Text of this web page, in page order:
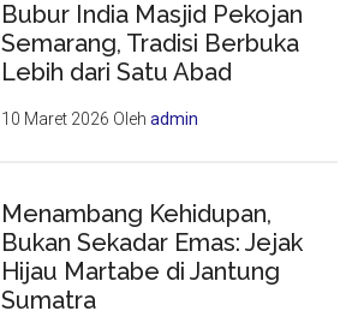
Bubur India Masjid Pekojan
Semarang, Tradisi Berbuka
Lebih dari Satu Abad
10 Maret 2026 Olehadmin
Menambang Kehidupan,
Bukan Sekadar Emas: Jejak
Hijau Martabe di Jantung
Sumatra